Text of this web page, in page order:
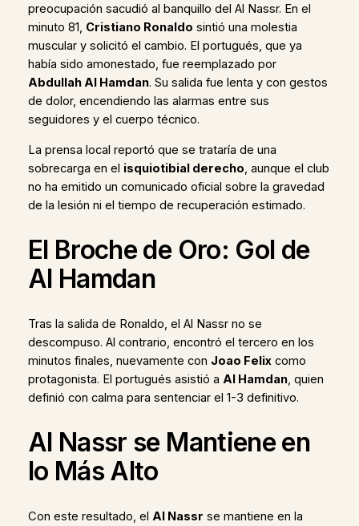
preocupación sacudió al banquillo del Al Nassr. En el
minuto 81, Cristiano Ronaldo sintió una molestia
muscular y solicitó el cambio. El portugués, que ya
había sido amonestado, fue reemplazado por
Abdullah Al Hamdan. Su salida fue lenta y con gestos
de dolor, encendiendo las alarmas entre sus
seguidores y el cuerpo técnico.
La prensa local reportó que se trataría de una
sobrecarga en el isquiotibial derecho , aunque el club
no ha emitido un comunicado oficial sobre la gravedad
de la lesión ni el tiempo de recuperación estimado.
El Broche de Oro: Gol de
Al Hamdan
Tras la salida de Ronaldo, el Al Nassr no se
descompuso. Al contrario, encontró el tercero en los
minutos finales, nuevamente con Joao Felixcomo
protagonista. El portugués asistió a Al Hamdan, quien
definió con calma para sentenciar el 1-3 definitivo.
Al Nassr se Mantiene en
lo Más Alto
Con este resultado, el Al Nassr se mantiene en la